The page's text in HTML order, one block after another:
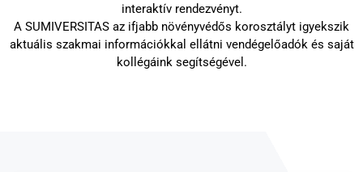
interaktív rendezvényt.
A SUMIVERSITAS az ifjabb növényvédős korosztályt igyekszik
aktuális szakmai információkkal ellátni vendégelőadók és saját
kollégáink segítségével.